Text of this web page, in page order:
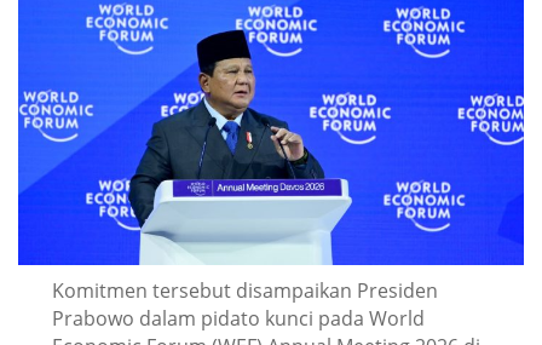
Komitmen tersebut disampaikan Presiden
Prabowo dalam pidato kunci pada World